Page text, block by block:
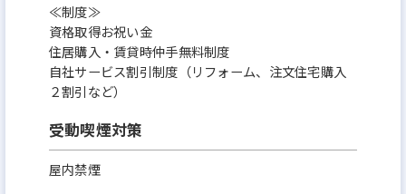
≪制度≫
資格取得お祝い金
住居購入・賃貸時仲手無料制度
自社サービス割引制度（リフォーム、注文住宅購入
２割引など）
受動喫煙対策
屋内禁煙